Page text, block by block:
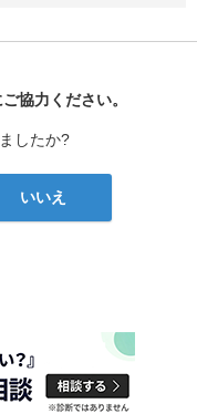
協力ください。
したか?
いいえ